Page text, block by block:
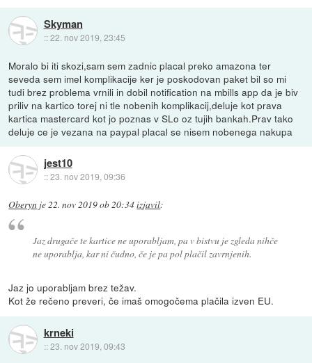
Skyman
::22. nov 2019, 23:45
Moralo bi iti skozi,sam sem zadnic placal preko amazona ter
seveda sem imel komplikacije ker je poskodovan paket bil so mi
tudi brez problema vrnili in dobil notification na mbills app da je biv
priliv na kartico torej ni tle nobenih komplikacij,deluje kot prava
kartica mastercard kot jo poznas v SLo oz tujih bankah.Prav tako
deluje ce je vezana na paypal placal se nisem nobenega nakupa
jest10
::23. nov 2019, 09:36
Oberyn je22. nov 2019 ob 20:34izjavil:
Jaz drugače te kartice ne uporabljam, pa v bistvu je zgleda nihče
ne uporablja, kar ni čudno, če je pa pol plačil zavrnjenih.
Jaz jo uporabljam brez težav.
Kot že rečeno preveri, če imaš omogočema plačila izven EU.
krneki
::23. nov 2019, 09:43